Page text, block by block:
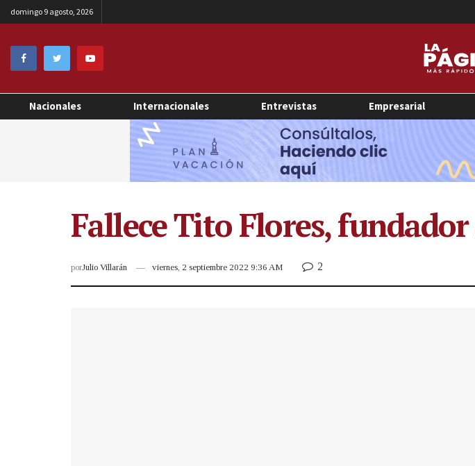
domingo 9 agosto, 2026
Nacionales Internacionales Entrevistas Empresarial
Fallece Tito Flores,
porJulio Villarán viernes, 2 septiembre 2022 9:36 AM 2